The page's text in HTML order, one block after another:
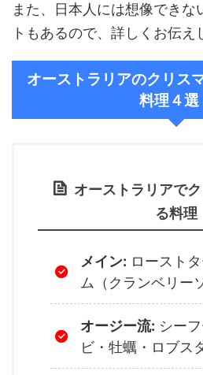
また、日本人には想像できな
トもあるので、詳しくお伝え
オーストラリアのクリス
料理４選
オーストラリアで
る料理
メイン: ロースト
ム（クランベリー
オージー流: シー
ビ・牡蠣・ロブス